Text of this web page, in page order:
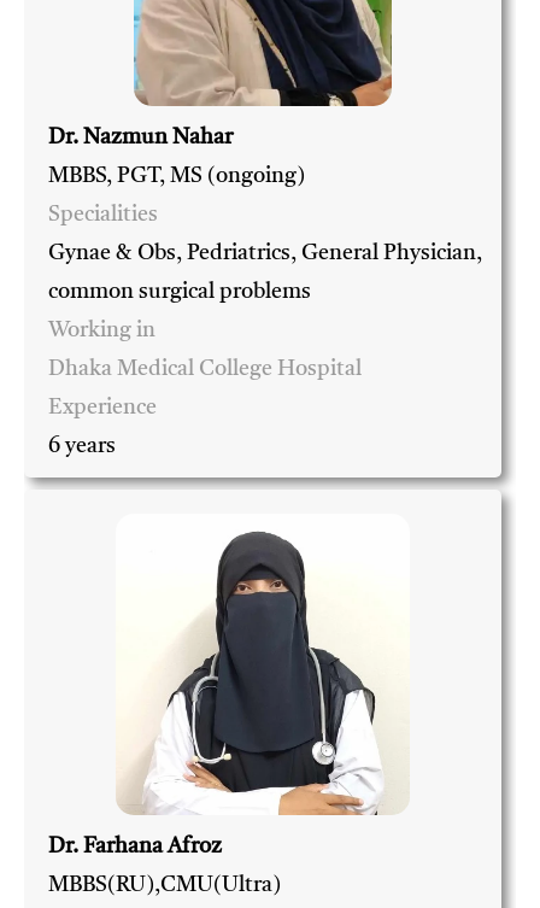
Dr. Nazmun Nahar
MBBS, PGT, MS (ongoing)
Specialities
Gynae & Obs, Pedriatrics, General Physician,
common surgical problems
Working in
Dhaka Medical College Hospital
Experience
6 years
Dr. Farhana Afroz
MBBS(RU),CMU(Ultra)